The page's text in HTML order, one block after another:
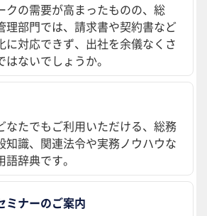
クの需要が高まったものの、総
理部門では、請求書や契約書など
に対応できず、出社を余儀なくさ
ないでしょうか。
なたでもご利用いただける、総務
知識、関連法令や実務ノウハウな
辞典です。
ミナーのご案内